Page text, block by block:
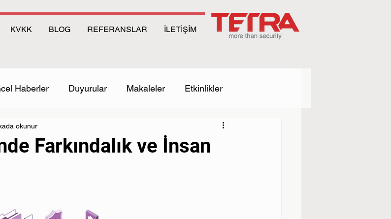
KVKK BLOG REFERANSLAR İLETİŞİM
Haberler Duyurular Makaleler Etkinlikler
Farkındalık ve İnsan
okunur